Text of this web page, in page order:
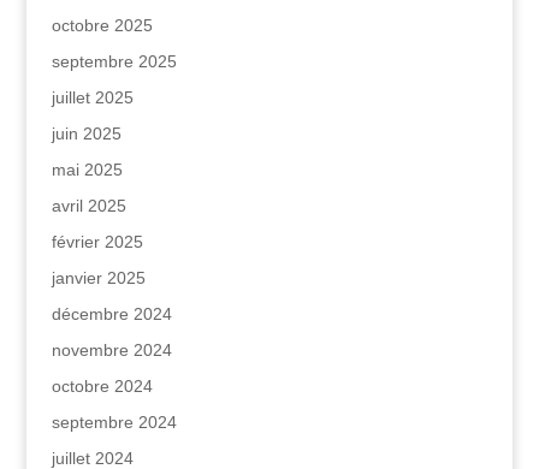
octobre 2025
septembre 2025
juillet 2025
juin 2025
mai 2025
avril 2025
février 2025
janvier 2025
décembre 2024
novembre 2024
octobre 2024
septembre 2024
juillet 2024